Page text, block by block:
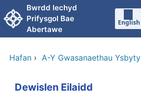
Neidio i'r prif gynnwy
Bwrdd lechyd
Prifysgol Bae
Abertawe
English
Hafan › A-Y Gwasanaethau Ysbyty
Dewislen Eilaidd